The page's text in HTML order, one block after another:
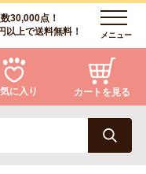
30,000点！
以上で送料無料！
メニュー
猫
に入り カートを見る